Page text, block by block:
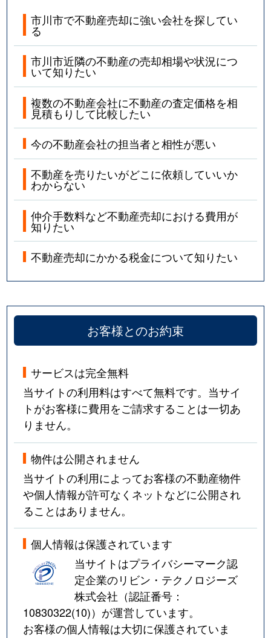
市川市で不動産売却に強い会社を探してい
る
市川市近隣の不動産の売却相場や状況につ
いて知りたい
複数の不動産会社に不動産の査定価格を相
見積もりして比較したい
今の不動産会社の担当者と相性が悪い
不動産を売りたいがどこに依頼していいか
わからない
仲介手数料など不動産売却における費用が
知りたい
不動産売却にかかる税金について知りたい
お客様とのお約束
サービスは完全無料
当サイトの利用料はすべて無料です。当サイ
トがお客様に費用をご請求することは一切あ
りません。
物件は公開されません
当サイトの利用によってお客様の不動産物件
や個人情報が許可なくネットなどに公開され
ることはありません。
個人情報は保護されています
当サイトはプライバシーマーク認
定企業のリビン・テクノロジーズ
株式会社（認証番号：
10830322(10)）が運営しています。
お客様の個人情報は大切に保護されていま